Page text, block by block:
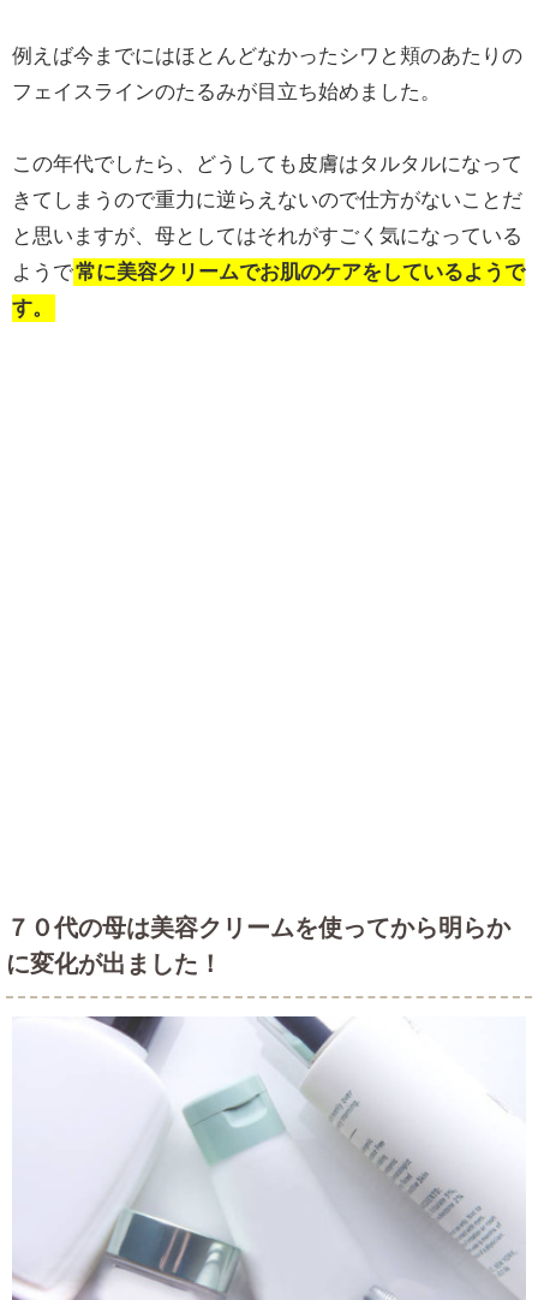
例えば今までにはほとんどなかったシワと頬のあたりの
フェイスラインのたるみが目立ち始めました。
この年代でしたら、どうしても皮膚はタルタルになって
きてしまうので重力に逆らえないので仕方がないことだ
と思いますが、母としてはそれがすごく気になっている
ようで常に美容クリームでお肌のケアをしているようで
す。
７０代の母は美容クリームを使ってから明らか
に変化が出ました！